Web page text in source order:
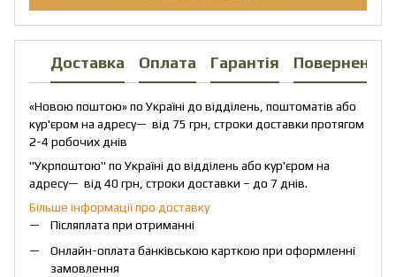
Доставка Оплата Гарантія Повернення
«Новою поштою» по Україні до відділень, поштоматів або
кур'єром на адресу— від 75 грн, строки доставки протягом
2-4 робочих днів
"Укрпоштою" по Україні до відділень або кур'єром на
адресу— від 40 грн, строки доставки – до 7 днів.
Більше інформації про доставку
Післяплата при отриманні
Онлайн-оплата банківською карткою при оформленні
замовлення